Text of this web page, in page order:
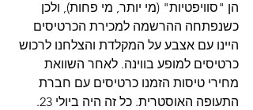
הן "סוויפטיות" (מי יותר, מי פחות), ולכן
כשנפתחה ההרשמה למכירת הכרטיסים
היינו עם אצבע על המקלדת והצלחנו לרכוש
כרטיסים למופע בווינה. לאחר השוואת
מחירי טיסות הזמנו כרטיסים עם חברת
התעופה האוסטרית. כל זה היה ביולי 23.